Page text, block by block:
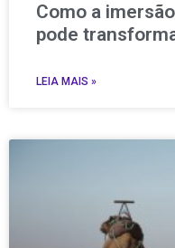
Como a
pode
LEIA MAIS »